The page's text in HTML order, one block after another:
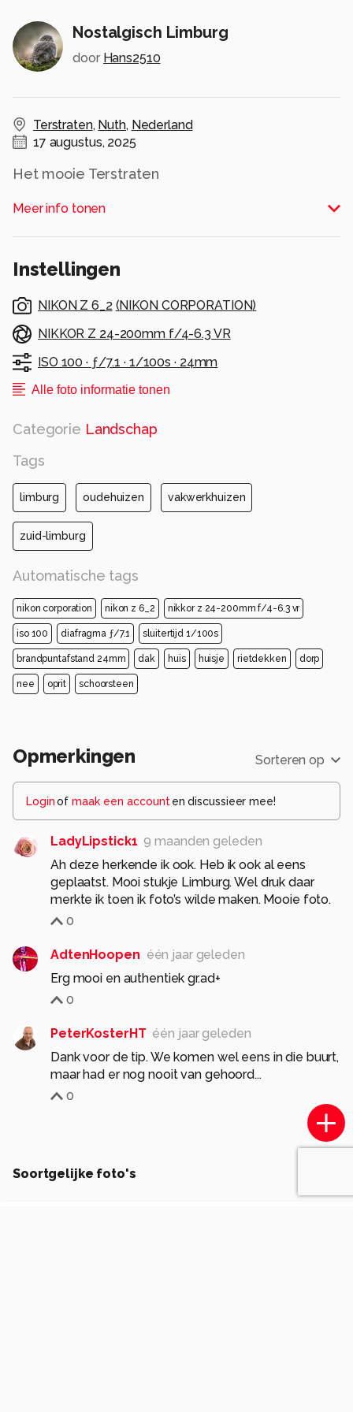
Nostalgisch Limburg
door Hans2510
Terstraten, Nuth, Nederland
17 augustus, 2025
Het mooie Terstraten
charmante straatje voelt het alsof de tijd hier
even heeft stilgestaan.
traditie, natuur en rust samenkomen.
Alle rechten voorbehouden
Meer info tonen
Instellingen
NIKON Z 6_2 (NIKON CORPORATION)
NIKKOR Z 24-200mm f/4-6.3 VR
ISO 100 · ƒ/7.1 · 1/100s · 24mm
Alle foto informatie tonen
Categorie Landschap
Tags
limburg oudehuizen vakwerkhuizen
zuid-limburg
Automatische tags
nikon corporation nikon z 6_2 nikkor z 24-200mm f/4-6.3 vr
iso 100 diafragma ƒ/7.1 sluitertijd 1/100s
brandpuntafstand 24mm dak huis huisje rietdekken dorp
nee oprit schoorsteen
Opmerkingen Sorteren op
Loginof maak een account en discussieer mee!
LadyLipstick1 9 maanden geleden
Ah deze herkende ik ook. Heb ik ook al eens
geplaatst. Mooi stukje Limburg. Wel druk daar
merkte ik toen ik foto’s wilde maken. Mooie foto.
0
AdtenHoopen één jaar geleden
Erg mooi en authentiek gr.ad+
0
PeterKosterHT één jaar geleden
Dank voor de tip. We komen wel eens in die buurt,
maar had er nog nooit van gehoord...
0
Soortgelijke foto's